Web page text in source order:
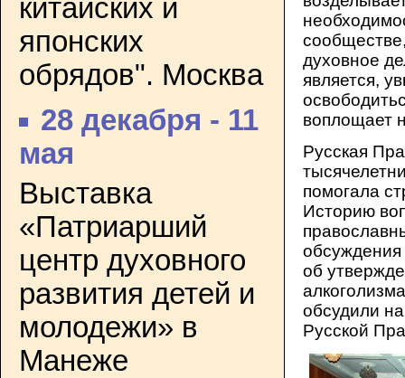
китайских и
японских
обрядов". Москва
28 декабря - 11
мая
Выставка
«Патриарший
центр духовного
развития детей и
молодежи» в
Манеже
духовное
является,
воплощает
Русская
помогала
Историю
обсуждения
об
обсудили
Русской